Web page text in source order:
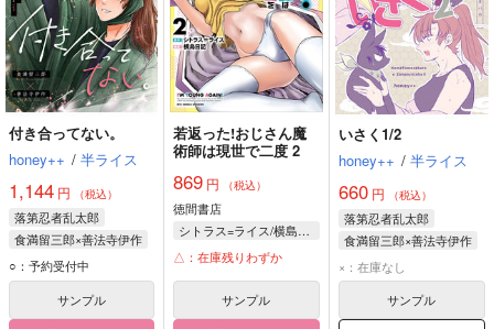
付き合ってない。
honey++ / 半ライス
1,144 円 （税込）
落第忍者乱太郎
食満留三郎×善法寺伊作
食満留三郎
善法寺伊作
○：予約受付中
サンプル
若返った!おじさん魔
術師は現世で二度 2
869 円 （税込）
徳間書店
シトラス=ライス/横島日記
△：在庫残りわずか
サンプル
いさく1/2
honey++ / 半ライス
660円 （税込）
落第忍者乱太郎
食満留三郎×善法寺伊作
食満留三郎
善法寺伊作
×：在庫なし
サンプル